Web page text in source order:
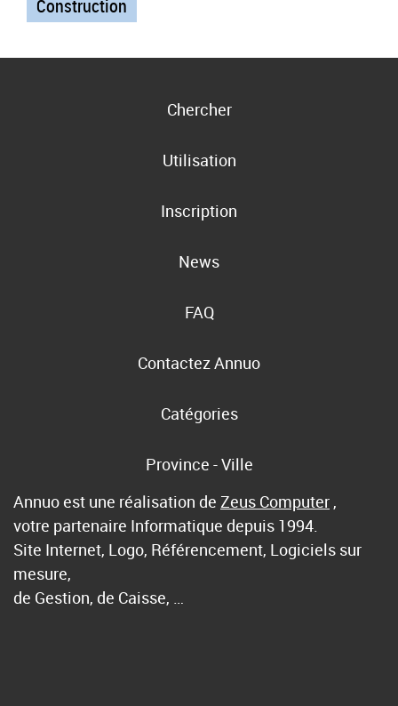
Construction
Chercher
Utilisation
Inscription
News
FAQ
Contactez Annuo
Catégories
Province - Ville
Annuo est une réalisation de Zeus Computer ,
votre partenaire Informatique depuis 1994.
Site Internet, Logo, Référencement, Logiciels sur
mesure,
de Gestion, de Caisse, …